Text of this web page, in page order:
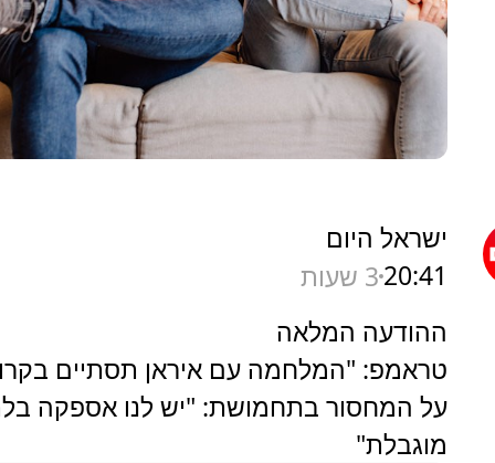
ישראל היום
20:413 שעות
ההודעה המלאה
טראמפ: "המלחמה עם איראן תסתיים
על המחסור בתחמושת: "יש לנו אספקה
מוגבלת"